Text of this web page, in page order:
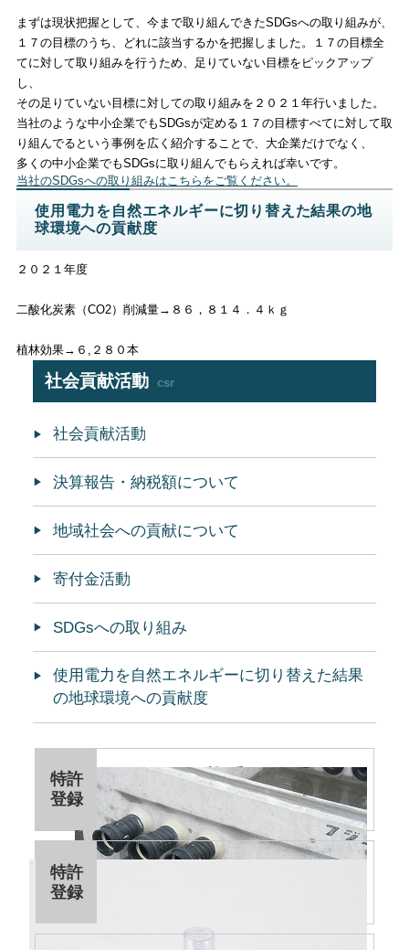
まずは現状把握として、今まで取り組んできたSDGsへの取り組みが、
１７の目標のうち、どれに該当するかを把握しました。１７の目標全
てに対して取り組みを行うため、足りていない目標をピックアップ
し、
その足りていない目標に対しての取り組みを２０２１年行いました。
当社のような中小企業でもSDGsが定める１７の目標すべてに対して取
り組んでるという事例を広く紹介することで、大企業だけでなく、
多くの中小企業でもSDGsに取り組んでもらえれば幸いです。
当社のSDGsへの取り組みはこちらをご覧ください。
使用電力を自然エネルギーに切り替えた結果の地
球環境への貢献度
２０２１年度
二酸化炭素（CO2）削減量→８６，８１４．４ｋｇ
植林効果→６,２８０本
社会貢献活動 csr
社会貢献活動
決算報告・納税額について
地域社会への貢献について
寄付金活動
SDGsへの取り組み
使用電力を自然エネルギーに切り替えた結果
の地球環境への貢献度
なんでも継手®
特許
登録
電気・通信ハンドホール用継手
特許
登録